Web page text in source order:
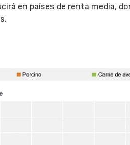
en países de renta media,